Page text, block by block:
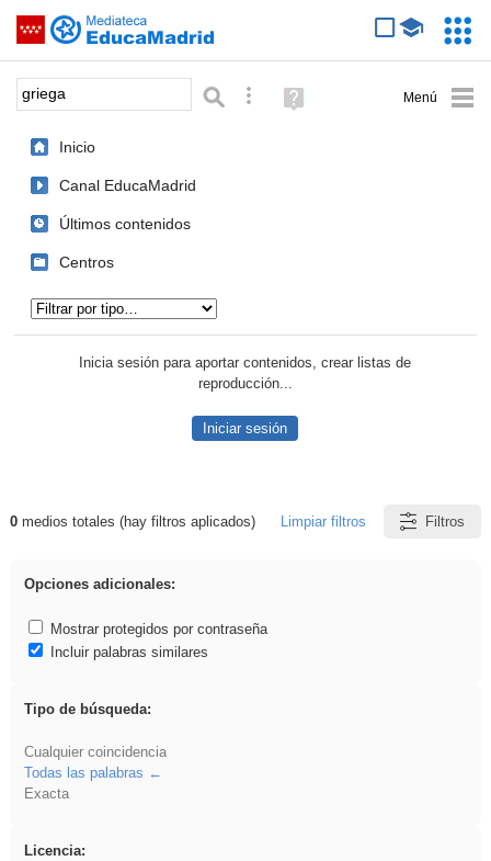
Saltar navegación
Palabra o frase: Búsqueda avanzada
Ayuda
(en
Inicio
Canal EducaMadrid
Últimos contenidos
Centros
Inicia sesión para aportar contenidos, crear listas de
reproducción...
Iniciar sesión
Resultados de: griega
0medios totales (hay filtros aplicados) Limpiar filtros Filtros
Opciones adicionales:
Mostrar protegidos por contraseña
Incluir palabras similares
Tipo de búsqueda:
Cualquier coincidencia
Todas las palabras
Exacta
Licencia: